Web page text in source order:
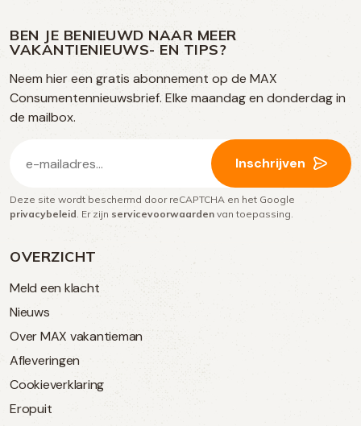
OVERZICHT
Meld een klacht
Nieuws
Over MAX vakantieman
Afleveringen
Cookieverklaring
Eropuit
op
social
media
op
Facebook
op
TikTok
op
Instagram
BEN JE BENIEUWD NAAR MEER
VAKANTIENIEUWS- EN TIPS?
Neem hier een gratis abonnement op de MAX
Consumentennieuwsbrief. Elke maandag en donderdag in
de mailbox.
mailadres
(Vereist)
Inschrijven
Deze site wordt beschermd door reCAPTCHA en het Google
privacybeleid . Er zijn servicevoorwaarden van toepassing.